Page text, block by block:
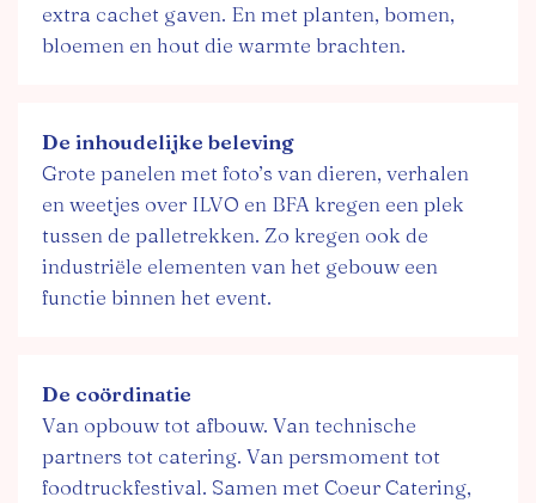
extra cachet gaven. En met planten, bomen,
bloemen en hout die warmte brachten.
De inhoudelijke beleving
Grote panelen met foto’s van dieren, verhalen
en weetjes over ILVO en BFA kregen een plek
tussen de palletrekken. Zo kregen ook de
industriële elementen van het gebouw een
functie binnen het event.
De coördinatie
Van opbouw tot afbouw. Van technische
partners tot catering. Van persmoment tot
foodtruckfestival. Samen met Coeur Catering,